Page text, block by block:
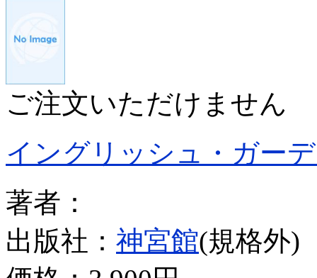
ご注文いただけません
イングリッシュ・ガ
著者：
出版社： 神宮館(規格外)